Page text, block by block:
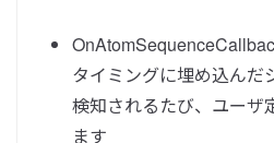
タイミングに埋め込んだ
検知されるたび、ユーザ
ます